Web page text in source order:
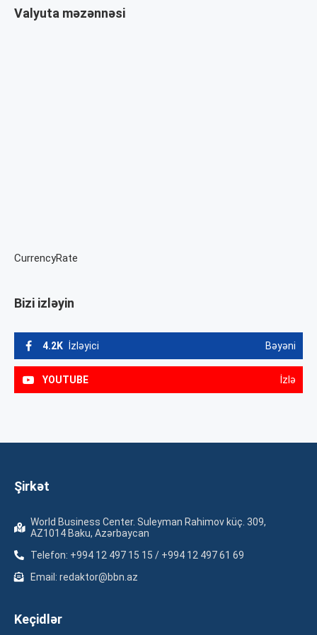
Valyuta məzənnəsi
CurrencyRate
Bizi izləyin
4.2K İzləyici Bəyəni
YOUTUBE İzlə
Şirkət
World Business Center. Suleyman Rahimov küç. 309,
AZ1014 Baku, Azərbaycan
Telefon: +994 12 497 15 15 / +994 12 497 61 69
Email: redaktor@bbn.az
Keçidlər